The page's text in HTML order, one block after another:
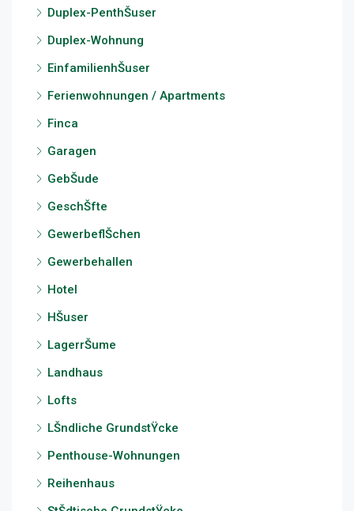
Duplex-PenthŠuser
Duplex-Wohnung
EinfamilienhŠuser
Ferienwohnungen / Apartments
Finca
Garagen
GebŠude
GeschŠfte
GewerbeflŠchen
Gewerbehallen
Hotel
HŠuser
LagerrŠume
Landhaus
Lofts
LŠndliche GrundstŸcke
Penthouse-Wohnungen
Reihenhaus